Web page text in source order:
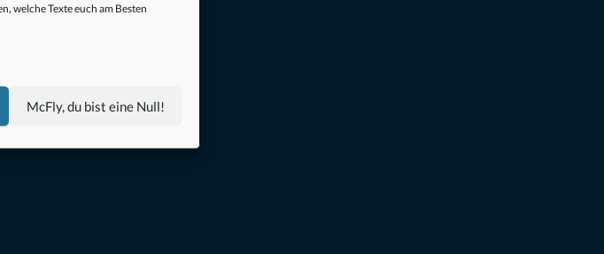
welche Texte euch am Besten
McFly, du bist eine Null!